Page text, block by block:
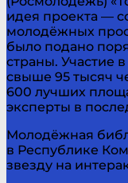
идея проекта —
молодёжных
было подано
страны. Участие
свыше 95 тысяч
600 лучших
эксперты в
Молодёжная
в Республике
звезду на